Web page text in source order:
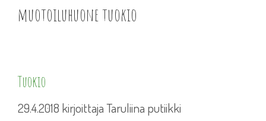
muotoiluhuone tuokio
Tuokio
29.4.2018 kirjoittajaTaruliina putiikki